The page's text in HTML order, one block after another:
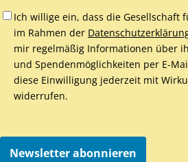
Ich willige ein, dass die Gesellschaft
im Rahmen der
mir regelmäßig Informationen über
und Spendenmöglichkeiten per E-
diese Einwilligung jederzeit mit
widerrufen.
Newsletter abonnieren